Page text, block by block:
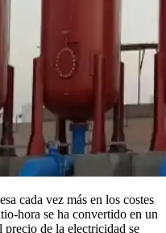
cada vez más en los costes
hora se ha convertido en un
precio de la electricidad se